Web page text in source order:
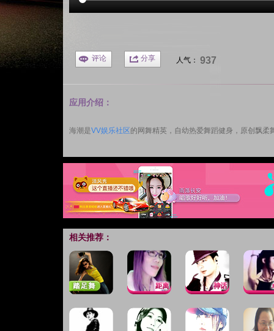
评论 分享 人气： 937
应用介绍：
海潮是VV娱乐社区的网舞精英，自幼热爱舞蹈健身，原创飘
相关推荐：